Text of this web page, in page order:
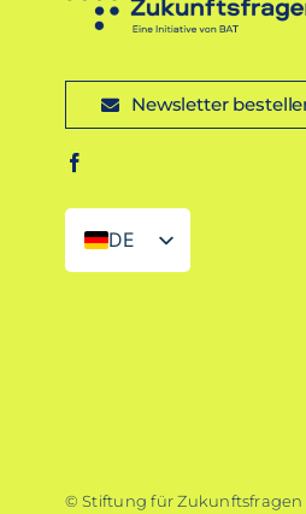
Newsletter
DE
EN
© Stiftung für Zukunftsfragen